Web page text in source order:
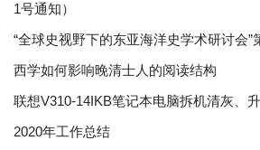
1号通知）
“全球史视野下的东亚海洋史学术研讨会”
西学如何影响晚清士人的阅读结构
联想V310-14IKB笔记本电脑拆机清灰、
2020年工作总结